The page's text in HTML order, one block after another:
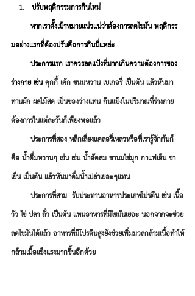
ปรับพฤติกรรมการกินใหม่
หากเราตั้งเป้าหมายเเน่วเเน่ว่าต้องการลดไขมัน พฤติกรร
มอย่างเเรกที่ต้องปรับคือการกินนี่แหล่ะ
        ประการเเรก เ
ราควรลดแป้งที่มากเกินความต้องการของ
ร่างกาย เช่น คุกกี้ เค้ก ขนมหวาน เบเกอรี่ เป็นต้น แล้วหันมา
ทานผัก ผลไม้สด เป็นของว่างแทน กินแป้งในปริมาณที่ร่างกาย
ต้องการในแต่ละวันก็เพียงพอแล้ว
        ประการที่สอง
หลีกเลี่ยงเเคลอรี่เหลวหรือที่เรารู้จักกันก็
คือ น้ำดื่มหวานๆ เช่น เช่น น้ำอัดลม ชานมไข่มุก กาแฟเย็น ชา
เย็น เป็นต้น แล้วหันมาดื่มน้ำเปล่าเยอะๆเเทน
        ประการที่สาม
รับประทานอาหารประเภทโปรตีน เช่น เนื้อ
วัว ไข่ ปลา ถั่ว เป็นต้น แทนอาหารที่มีไขมันเยอะ นอกจากจะช่วย
ลดไขมันได้แล้ว อาหารที่มีโปรตีนสูงยังช่วยเพิ่มมวลกล้ามเนื้อทำให้
กล้ามเนื้อแข็งแรงมากขึ้นอีกด้วย